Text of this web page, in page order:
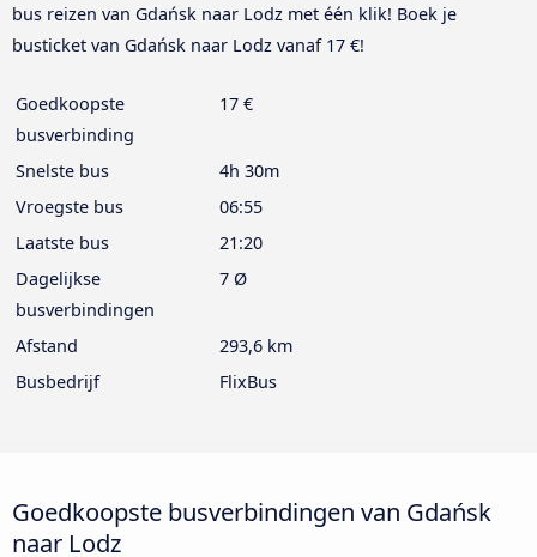
bus reizen van Gdańsk naar Lodz met één klik! Boek je
busticket van Gdańsk naar Lodz vanaf 17 €!
Goedkoopste
busverbinding
17 €
Snelste bus
4h 30m
Vroegste bus
06:55
Laatste bus
21:20
Dagelijkse
busverbindingen
7 Ø
Afstand
293,6 km
Busbedrijf
FlixBus
Goedkoopste busverbindingen van Gdańsk
naar Lodz